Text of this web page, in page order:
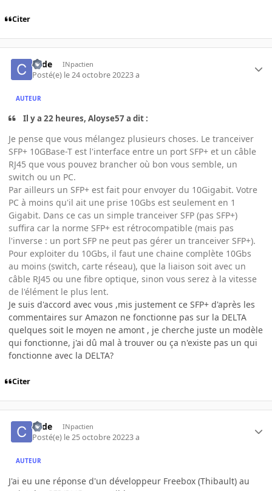
Citer
code INpactien
Posté(e) le 24 octobre 20223 a
AUTEUR
Il y a 22 heures, Aloyse57 a dit :
Je pense que vous mélangez plusieurs choses. Le tranceiver
SFP+ 10GBase-T est l'interface entre un port SFP+ et un câble
RJ45 que vous pouvez brancher où bon vous semble, un
switch ou un PC.
Par ailleurs un SFP+ est fait pour envoyer du 10Gigabit. Votre
PC à moins qu'il ait une prise 10Gbs est seulement en 1
Gigabit. Dans ce cas un simple tranceiver SFP (pas SFP+)
suffira car la norme SFP+ est rétrocompatible (mais pas
l'inverse : un port SFP ne peut pas gérer un tranceiver SFP+).
Pour exploiter du 10Gbs, il faut une chaine complète 10Gbs
au moins (switch, carte réseau), que la liaison soit avec un
câble RJ45 ou une fibre optique, sinon vous serez à la vitesse
de l'élément le plus lent.
Je suis d'accord avec vous ,mis justement ce SFP+ d'après les
commentaires sur Amazon ne fonctionne pas sur la DELTA
quelques soit le moyen ne amont , je cherche juste un modèle
qui fonctionne, j'ai dû mal à trouver ou ça n'existe pas un qui
fonctionne avec la DELTA?
Citer
code INpactien
Posté(e) le 25 octobre 20223 a
AUTEUR
J'ai eu une réponse d'un développeur Freebox (Thibault) au